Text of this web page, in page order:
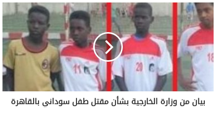
بيان من وزارة الخارجية بشأن مقتل طفل سوداني بالقاهرة